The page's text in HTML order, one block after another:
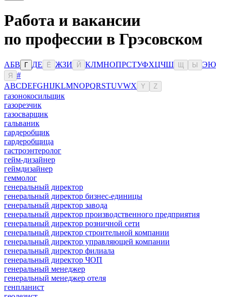
Работа и вакансии
по профессии в Грэсовском
АБВ Г ДЕ Ё ЖЗИ Й КЛМНОПРСТУФХЦЧШ Ы ЭЮ
Я
#
ABCDEFGHIJKLMNOPQRSTUVWX Y Z
газонокосильщик
газорезчик
газосварщик
гальваник
гардеробщик
гардеробщица
гастроэнтеролог
гейм-дизайнер
геймдизайнер
геммолог
генеральный директор
генеральный директор бизнес-единицы
генеральный директор завода
генеральный директор производственного предприятия
генеральный директор розничной сети
генеральный директор строительной компании
генеральный директор управляющей компании
генеральный директор филиала
генеральный директор ЧОП
генеральный менеджер
генеральный менеджер отеля
генпланист